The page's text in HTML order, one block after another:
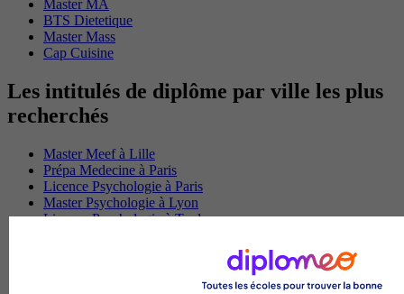
Master MA
BTS Dietetique
Master Mass
Cap Cuisine
Les intitulés de diplôme par ville les plus
recherchés
Master Meef à Lille
Prépa Medecine à Paris
Licence Psychologie à Paris
Master Psychologie à Lyon
Licence Psychologie à Toulouse